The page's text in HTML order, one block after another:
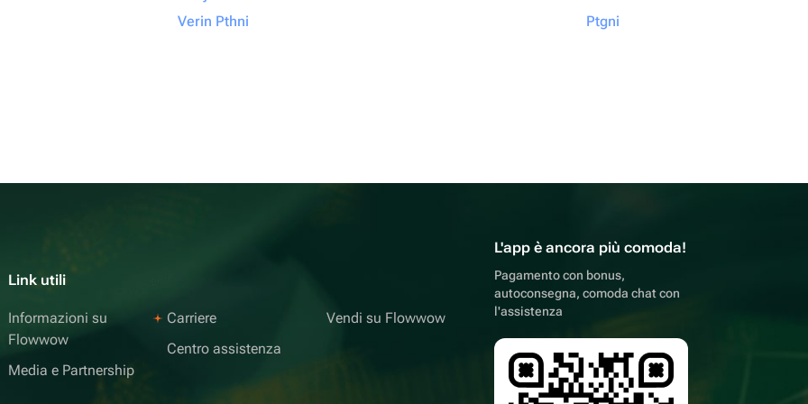
Verin Pthni
Ptgni
Link utili
Informazioni su
Flowwow
Media e Partnership
Carriere
Centro assistenza
Vendi su Flowwow
L'app è ancora più comoda!
Pagamento con bonus,
autoconsegna, comoda chat con
l'assistenza